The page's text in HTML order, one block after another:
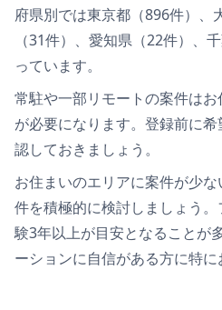
府県別では東京都（896件）、
（31件）、愛知県（22件）、
っています。
常駐や一部リモートの案件はお
が必要になります。登録前に
認しておきましょう。
お住まいのエリアに案件が少な
件を積極的に検討しましょう 。
験3年以上が目安となることが
ーションに自信がある方に特に